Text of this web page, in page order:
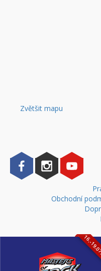
Zvětšit mapu
Obchodní
16.-